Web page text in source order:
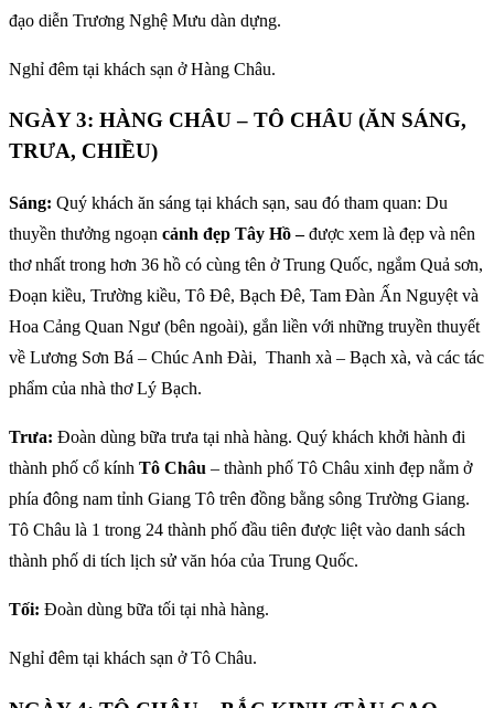
đạo diễn Trương Nghệ Mưu dàn dựng.
Nghỉ đêm tại khách sạn ở Hàng Châu.
NGÀY 3: HÀNG CHÂU – TÔ CHÂU (ĂN SÁNG,
TRƯA, CHIỀU)
Sáng: Quý khách ăn sáng tại khách sạn, sau đó tham quan: Du
thuyền thưởng ngoạn cảnh đẹp Tây Hồ –được xem là đẹp và nên
thơ nhất trong hơn 36 hồ có cùng tên ở Trung Quốc, ngắm Quả sơn,
Đoạn kiều, Trường kiều, Tô Đê, Bạch Đê, Tam Đàn Ấn Nguyệt và
Hoa Cảng Quan Ngư (bên ngoài), gắn liền với những truyền thuyết
về Lương Sơn Bá – Chúc Anh Đài, Thanh xà – Bạch xà, và các tác
phẩm của nhà thơ Lý Bạch.
Trưa: Đoàn dùng bữa trưa tại nhà hàng. Quý khách khởi hành đi
thành phố cổ kính Tô Châu – thành phố Tô Châu xinh đẹp nằm ở
phía đông nam tỉnh Giang Tô trên đồng bằng sông Trường Giang.
Tô Châu là 1 trong 24 thành phố đầu tiên được liệt vào danh sách
thành phố di tích lịch sử văn hóa của Trung Quốc.
Tối: Đoàn dùng bữa tối tại nhà hàng.
Nghỉ đêm tại khách sạn ở Tô Châu.